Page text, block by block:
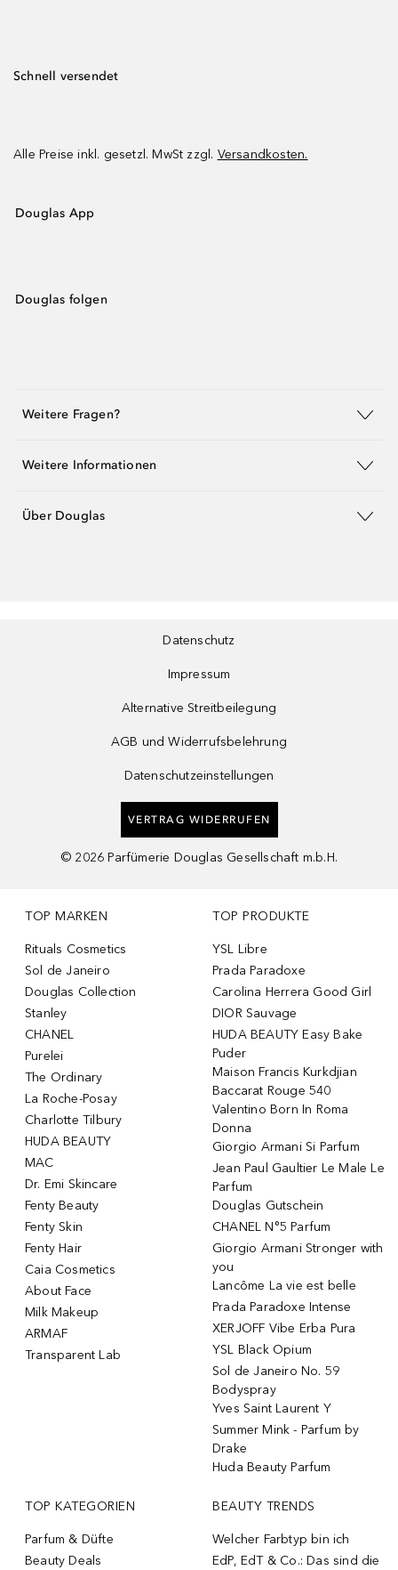
Schnell versendet
Alle Preise inkl. gesetzl. MwSt zzgl. Versandkosten.
Douglas App
Douglas folgen
Weitere Fragen?
Weitere Informationen
Über Douglas
Datenschutz
Impressum
Alternative Streitbeilegung
AGB und Widerrufsbelehrung
Datenschutzeinstellungen
VERTRAG WIDERRUFEN
© 2026 Parfümerie Douglas Gesellschaft m.b.H.
TOP MARKEN
Rituals Cosmetics
Sol de Janeiro
Douglas Collection
Stanley
CHANEL
Purelei
The Ordinary
La Roche-Posay
Charlotte Tilbury
HUDA BEAUTY
MAC
Dr. Emi Skincare
Fenty Beauty
Fenty Skin
Fenty Hair
Caia Cosmetics
About Face
Milk Makeup
ARMAF
Transparent Lab
TOP PRODUKTE
YSL Libre
Prada Paradoxe
Carolina Herrera Good Girl
DIOR Sauvage
HUDA BEAUTY Easy Bake
Puder
Maison Francis Kurkdjian
Baccarat Rouge 540
Valentino Born In Roma
Donna
Giorgio Armani Si Parfum
Jean Paul Gaultier Le Male Le
Parfum
Douglas Gutschein
CHANEL N°5 Parfum
Giorgio Armani Stronger with
you
Lancôme La vie est belle
Prada Paradoxe Intense
XERJOFF Vibe Erba Pura
YSL Black Opium
Sol de Janeiro No. 59
Bodyspray
Yves Saint Laurent Y
Summer Mink - Parfum by
Drake
Huda Beauty Parfum
TOP KATEGORIEN
Parfum & Düfte
Beauty Deals
BEAUTY TRENDS
Welcher Farbtyp bin ich
EdP, EdT & Co.: Das sind die